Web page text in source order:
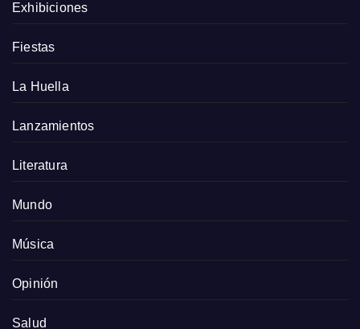
Exhibiciones
Fiestas
La Huella
Lanzamientos
Literatura
Mundo
Música
Opinión
Salud